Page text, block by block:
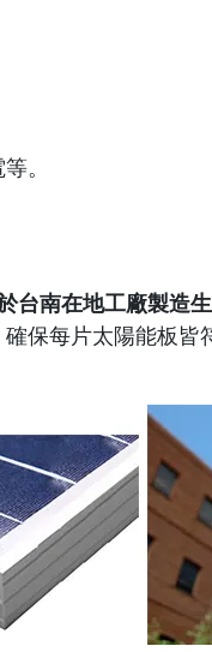
。
台南在地工廠製造
保每片太陽能板皆